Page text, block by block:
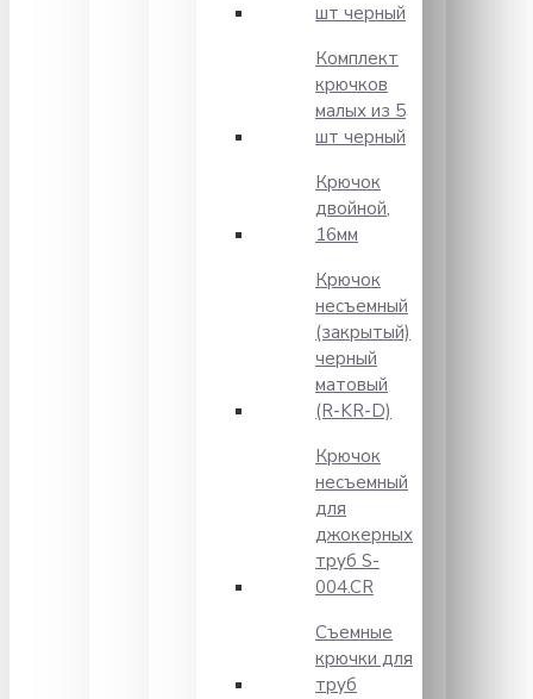
шт черный
Комплект
крючков
малых из 5
шт черный
Крючок
двойной,
16мм
Крючок
несъемный
(закрытый)
черный
матовый
(R-KR-D)
Крючок
несъемный
для
джокерных
труб S-
004.CR
Съемные
крючки для
труб